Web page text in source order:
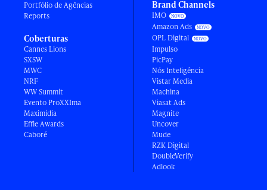
Portfólio de Agências
Reports
Coberturas
Cannes Lions
SXSW
MWC
NRF
WW Summit
Evento ProXXIma
Maximídia
Effie Awards
Caboré
Brand Channels
IMO
Amazon Ads
OPL Digital
Impulso
PicPay
Nós Inteligência
Vistar Media
Machina
Viasat Ads
Magnite
Uncover
Mude
RZK Digital
DoubleVerify
Adlook